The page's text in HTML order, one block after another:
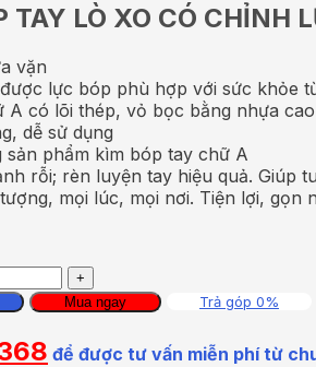
TAY LÒ XO CÓ CHỈNH
vặn
lực bóp phù hợp với sức khỏe
A có lõi thép, vỏ bọc bằng nhựa
dễ sử dụng
sản phẩm kìm bóp tay chữ A
rỗi; rèn luyện tay hiệu quả. Giúp
mọi lúc, mọi nơi. Tiện lợi,
Mua ngay Trả góp 0%
để được tư vấn miễn phí từ